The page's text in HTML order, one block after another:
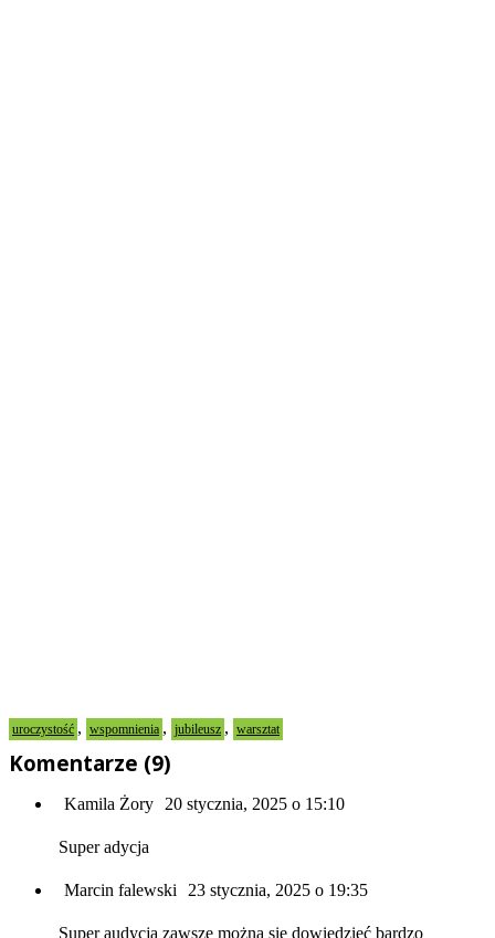
uroczystość , wspomnienia , jubileusz , warsztat
Komentarze (9)
Kamila Żory 20 stycznia, 2025 o 15:10
Super adycja
Marcin falewski 23 stycznia, 2025 o 19:35
Super audycja zawsze można się dowiedzieć bardzo